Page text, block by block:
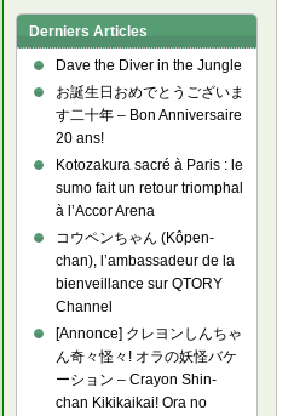
Derniers Articles
Dave the Diver in the Jungle
お誕生日おめでとうございま
す二十年 – Bon Anniversaire
20 ans!
Kotozakura sacré à Paris : le
sumo fait un retour triomphal
à l’Accor Arena
コウペンちゃん (Kôpen-
chan), l’ambassadeur de la
bienveillance sur QTORY
Channel
[Annonce] クレヨンしんちゃ
ん奇々怪々! オラの妖怪バケ
ーション – Crayon Shin-
chan Kikikaikai! Ora no